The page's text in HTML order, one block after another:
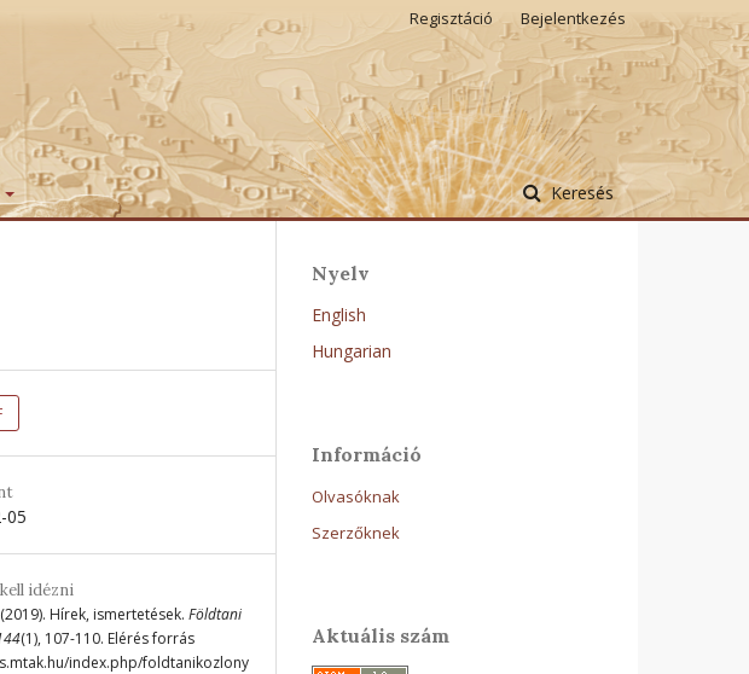
Keresés
Regisztáció Bejelentkezés
05
idézni
Hírek, ismertetések. Földtani
(1), 107-110. Elérés forrás
index.php/foldtanikozlony
Nyelv
English
Hungarian
Információ
Olvasóknak
Szerzőknek
Aktuális szám